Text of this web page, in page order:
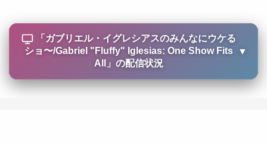
「 ガブリエル・イグレシアスのみんなにウケる
ショ〜/Gabriel "Fluffy" Iglesias: One Show Fits
All
」の配信状況
▼